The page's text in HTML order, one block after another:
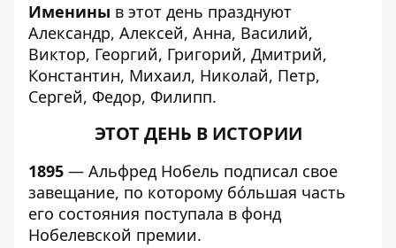
Именины в этот день празднуют
Александр, Алексей, Анна, Василий,
Виктор, Георгий, Григорий, Дмитрий,
Константин, Михаил, Николай, Петр,
Сергей, Федор, Филипп.
ЭТОТ ДЕНЬ В ИСТОРИИ
1895 — Альфред Нобель подписал свое
завещание, по которому бóльшая часть
его состояния поступала в фонд
Нобелевской премии.